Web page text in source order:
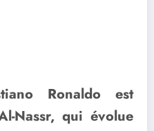
Ronaldo est
Nassr, qui évolue